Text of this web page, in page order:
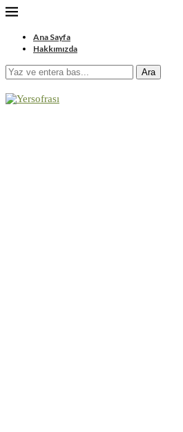
Ana Sayfa
Hakkımızda
Ara